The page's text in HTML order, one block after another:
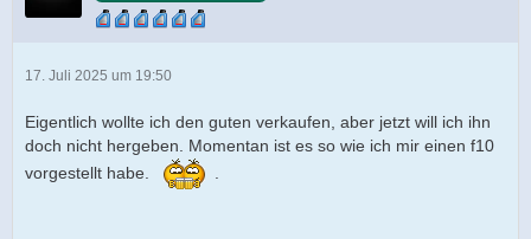
17. Juli 2025 um 19:50
Eigentlich wollte ich den guten verkaufen, aber jetzt will ich ihn
doch nicht hergeben. Momentan ist es so wie ich mir einen f10
vorgestellt habe.